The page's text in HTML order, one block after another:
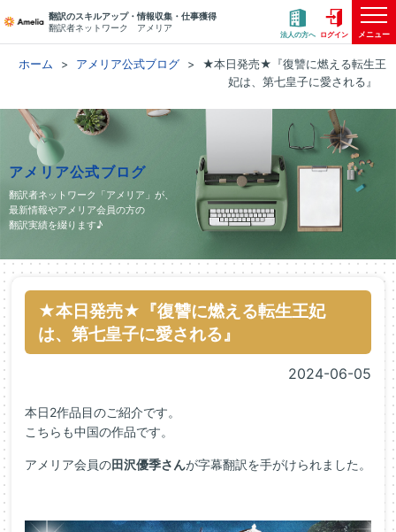
翻訳のスキルアップ・情報収集・仕事獲得
翻訳者ネットワーク アメリア
法人の方へ ログイン メニュー
ホーム アメリア公式ブログ
★本日発売★『復讐に燃える転生王
妃は、第七皇子に愛される』
アメリア公式ブログ
翻訳者ネットワーク「アメリア」が、
最新情報やアメリア会員の方の
翻訳実績を綴ります♪
★本日発売★『復讐に燃える転生王妃
は、第七皇子に愛される』
2024-06-05
本日2作品目のご紹介です。
こちらも中国の作品です。
アメリア会員の田沢優季さんが字幕翻訳を手がけられました。